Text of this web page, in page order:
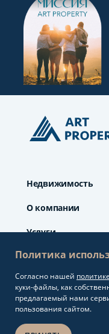
Недвижимость
О компании
Услуги
Отзывы
Блог
Политика
Согласно нашей
куки-файлы, как
предлагаемый нами
пользования сайтом.